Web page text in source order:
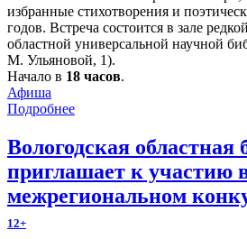
избранные стихотворения и
годов. Встреча состоится в зале
областной универсальной научной
М. Ульяновой, 1).
Начало в 18 часов.
Афиша
Подробнее
Вологодская областная
приглашает к участию
межрегиональном
12+